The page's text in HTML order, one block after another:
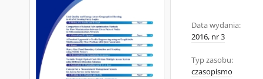
Data wydania:
2016, nr 3
Typ zasobu:
czasopismo